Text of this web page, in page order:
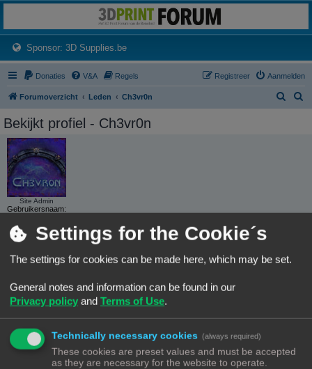
Het 3D print forum van de Benelux na de sluiting van 3dprintforum.nl
Sponsor: 3D Supplies.be(Opens a new tab)
Donaties V&A Regels Aanmelden
Registreer
Forumoverzicht Leden Ch3vr0n
Bekijkt profiel - Ch3vr0n
Site Admin
Gebruikersnaam:
Leeftijd:
43
Op m'n achterwerk
CONTACTEER CH3VR0N
Bezoek website
GEBRUIKERSSTATISTIEKEN
Settings for the Cookie´s
The settings for cookies can be made here, which may be set.
General notes and information can be found in our
Privacy policy and Terms of Use.
Technically necessary cookies (always required)
These cookies are preset values and must be accepted
as they are necessary for the website to operate.